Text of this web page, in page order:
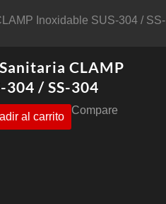
Inoxidable SUS-304 / SS-
CLAMP
304 / SS-304
al carrito
Compare